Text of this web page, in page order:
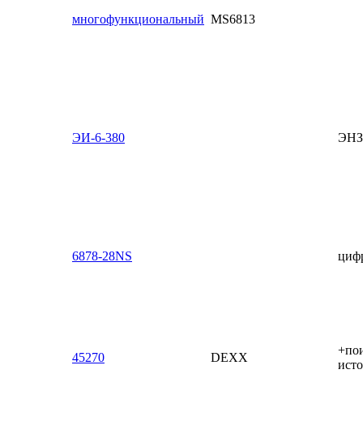
многофункциональный MS6813
ЭИ-6-380
6878-28NS
45270 DEXX